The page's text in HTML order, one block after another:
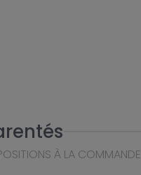
À LA COMMANDE